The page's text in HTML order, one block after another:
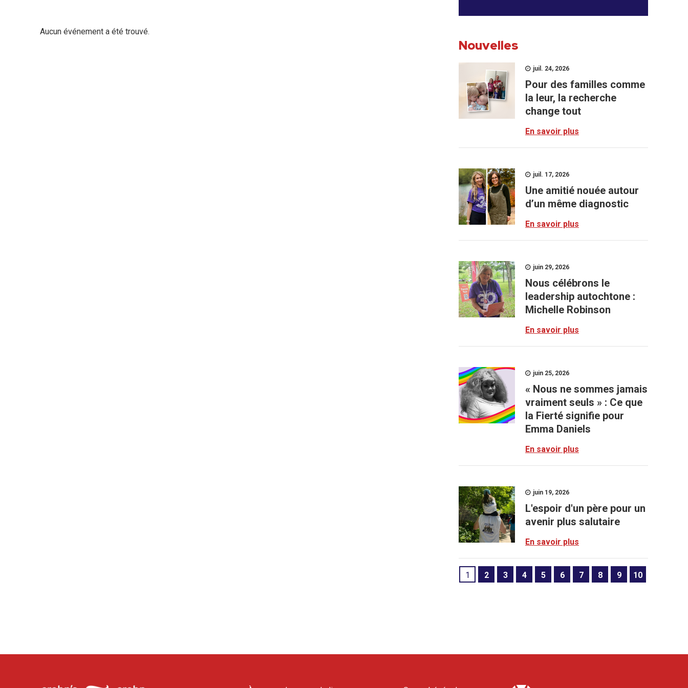
Aucun événement a été trouvé.
Nouvelles
juil. 24, 2026
Pour des familles comme
la leur, la recherche
change tout
En savoir plus
juil. 17, 2026
Une amitié nouée autour
d’un même diagnostic
En savoir plus
juin 29, 2026
Nous célébrons le
leadership autochtone :
Michelle Robinson
En savoir plus
juin 25, 2026
« Nous ne sommes jamais
vraiment seuls » : Ce que
la Fierté signifie pour
Emma Daniels
En savoir plus
juin 19, 2026
L'espoir d'un père pour un
avenir plus salutaire
En savoir plus
1 2 3 4 5 6 7 8 9 10